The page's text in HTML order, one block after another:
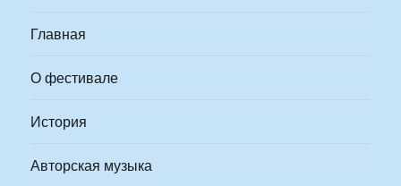
Главная
О фестивале
История
Авторская музыка